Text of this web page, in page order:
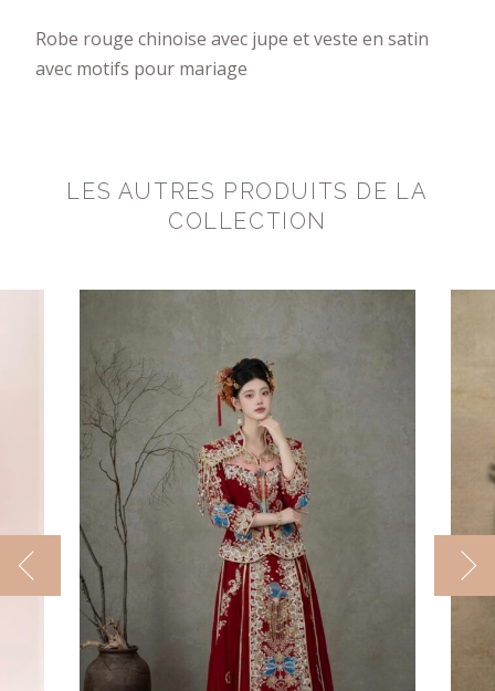
Robe rouge chinoise avec jupe et veste en satin
avec motifs pour mariage
LES AUTRES PRODUITS DE LA
COLLECTION